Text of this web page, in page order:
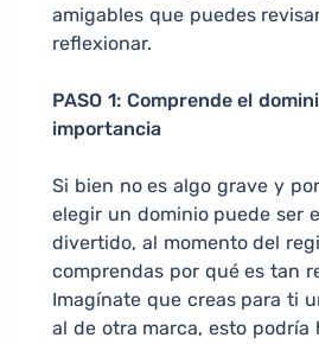
amigables que puedes
reflexionar.
PASO 1: Comprende el
importancia
Si bien no es algo grave y
elegir un dominio puede ser
divertido, al momento del
comprendas por qué es tan
Imagínate que creas para ti
al de otra marca, esto podría